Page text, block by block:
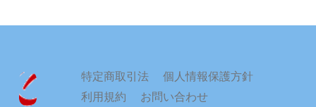
特定商取引法
個人情報保護方針
利用規約
お問い合わせ